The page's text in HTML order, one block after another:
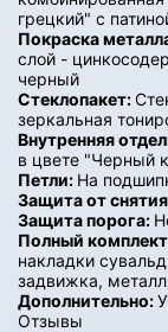
грецкий" с
Покраска
слой -
черный
Стеклопакет:
зеркальная
Внутренняя
в цвете "Черный
Петли: На
Защита от
Защита порога:
Полный
накладки
задвижка,
Дополнительно:
Отзывы